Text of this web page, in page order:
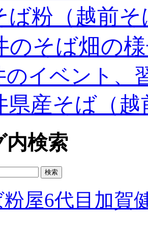
ば粉（越前そ
のそば畑の
のイベント、
県産そば（越
内検索
屋6代目加賀